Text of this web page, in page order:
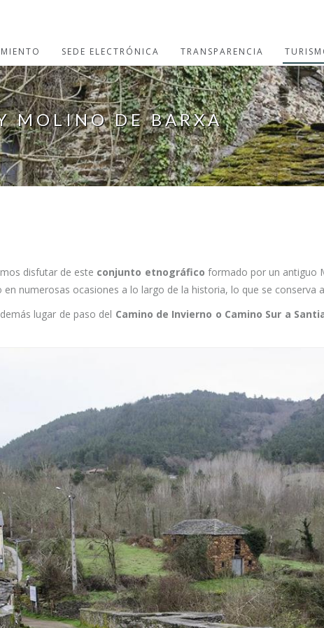
SEDE ELECTRÓNICA TRANSPARENCIA
MOLINO DE BARXA
disfutar de este conjunto etnográfico formado por un antiguo
numerosas ocasiones a lo largo de la historia, lo que se conserva
lugar de paso del Camino de Invierno o Camino Sur a